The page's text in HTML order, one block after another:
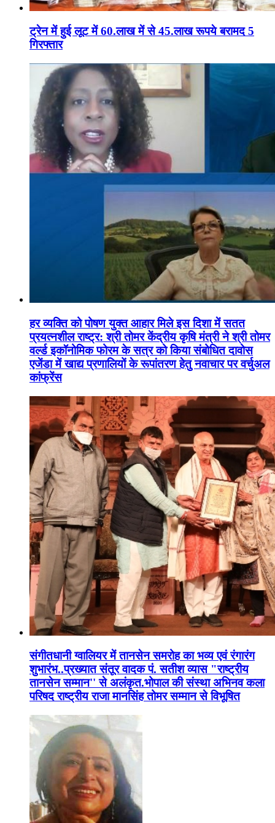
ट्रेन में हुई लूट में 60.लाख में से 45.लाख रूपये बरामद 5
गिरफ्तार
हर व्यक्ति को पोषण युक्त आहार मिले इस दिशा में सतत
प्रयत्नशील राष्ट्र: श्री तोमर केंद्रीय कृषि मंत्री ने श्री तोमर
वर्ल्ड इकॉनोमिक फोरम के सत्र को किया संबोधित दावोस
एजेंडा में खाद्य प्रणालियों के रूपांतरण हेतु नवाचार पर वर्चुअल
कांफ्रेंस
संगीतधानी ग्वालियर में तानसेन समरोह का भव्य एवं रंगारंग
शुभारंभ..प्रख्यात संतूर वादक पं. सतीश व्यास "राष्ट्रीय
तानसेन सम्मान'' से अलंकृत.भोपाल की संस्था अभिनव कला
परिषद राष्ट्रीय राजा मानसिंह तोमर सम्मान से विभूषित